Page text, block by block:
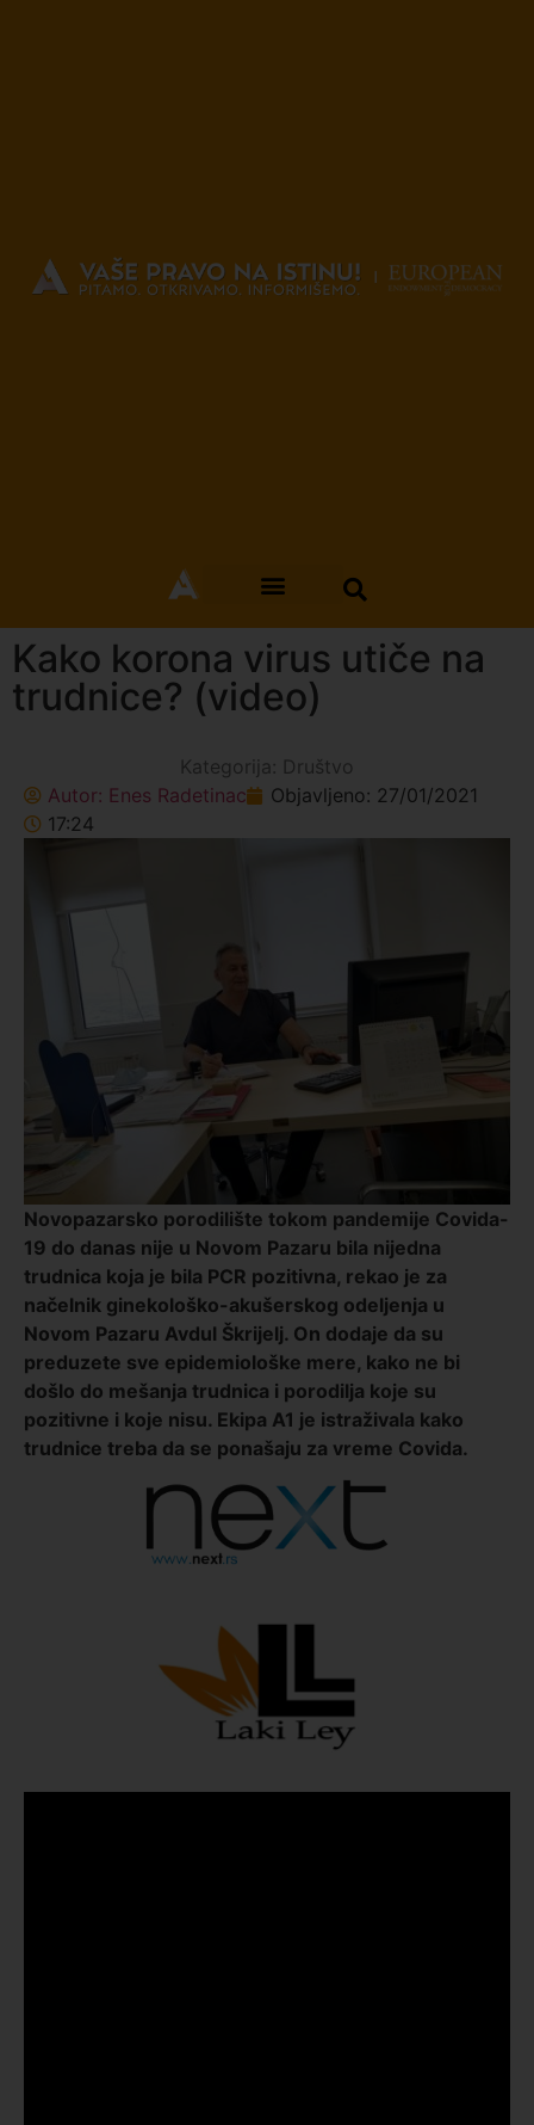
Kako korona virus utiče na
trudnice? (video)
Kategorija: Društvo
Autor: Enes Radetinac Objavljeno: 27/01/2021
17:24
Novopazarsko porodilište tokom pandemije Covida-
19 do danas nije u Novom Pazaru bila nijedna
trudnica koja je bila PCR pozitivna, rekao je za
načelnik ginekološko-akušerskog odeljenja u
Novom Pazaru Avdul Škrijelj. On dodaje da su
preduzete sve epidemiološke mere, kako ne bi
došlo do mešanja trudnica i porodilja koje su
pozitivne i koje nisu. Ekipa A1 je istraživala kako
trudnice treba da se ponašaju za vreme Covida.